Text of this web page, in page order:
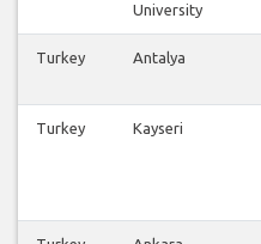
University
Turkey Antalya
Turkey Kayseri